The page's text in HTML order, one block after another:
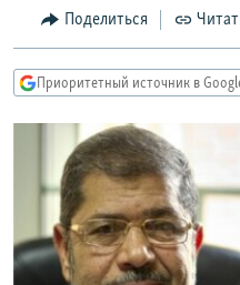
Вернутся
КУЛЬТУРА
КАВКАЗ.РЕАЛИИ
СЕВЕР.РЕАЛИИ
СИБИРЬ.РЕАЛИИ
РАСПИСАНИЕ ВЕЩАНИЯ
ПОДПИШИТЕСЬ НА
Поделиться
Приоритетный источник в